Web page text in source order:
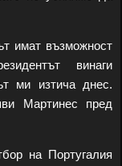
имат възможност
винаги
ми изтича днес.
Мартинес пред
на Португалия